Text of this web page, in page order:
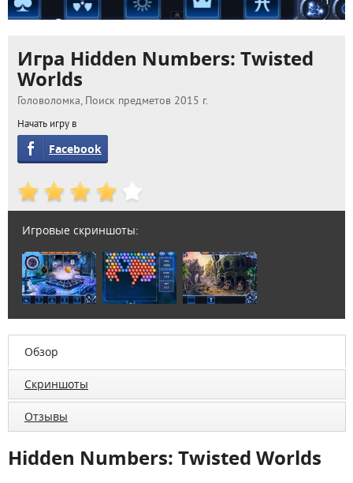
Игра Hidden Numbers: Twisted
Worlds
Головоломка, Поиск предметов 2015 г.
Начать игру в
Facebook
Игровые скриншоты:
Обзор
Скриншоты
Отзывы
Hidden Numbers: Twisted Worlds